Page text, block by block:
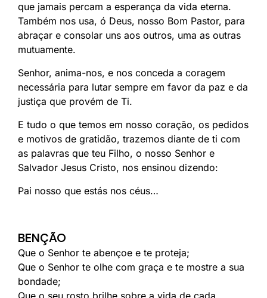
que jamais percam a esperança da vida eterna.
Também nos usa, ó Deus, nosso Bom Pastor, para
abraçar e consolar uns aos outros, uma as outras
mutuamente.
Senhor, anima-nos, e nos conceda a coragem
necessária para lutar sempre em favor da paz e da
justiça que provém de Ti.
E tudo o que temos em nosso coração, os pedidos
e motivos de gratidão, trazemos diante de ti com
as palavras que teu Filho, o nosso Senhor e
Salvador Jesus Cristo, nos ensinou dizendo:
Pai nosso que estás nos céus…
BENÇÃO
Que o Senhor te abençoe e te proteja;
Que o Senhor te olhe com graça e te mostre a sua
bondade;